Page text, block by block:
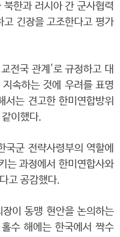
한과 러시아 간 군사협력
긴장을 고조한다고 평가
전국 관계'로 규정하고 대
속하는 것에 우려를 표명
서는 견고한 한미연합방위
이했다.
군 전략사령부의 역할에
는 과정에서 한미연합사와
고 공감했다.
이 동맹 현안을 논의하는
수 해에는 한국에서 짝수